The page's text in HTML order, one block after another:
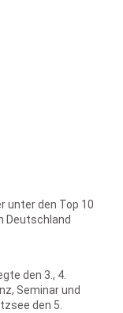
unter den Top 10
Deutschland
den 3., 4.
Seminar und
den 5.